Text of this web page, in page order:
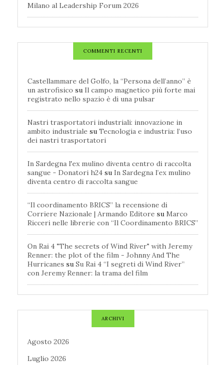
Milano al Leadership Forum 2026
COMMENTI RECENTI
Castellammare del Golfo, la “Persona dell’anno” è
un astrofisico su Il campo magnetico più forte mai
registrato nello spazio è di una pulsar
Nastri trasportatori industriali: innovazione in
ambito industriale su Tecnologia e industria: l’uso
dei nastri trasportatori
In Sardegna l'ex mulino diventa centro di raccolta
sangue - Donatori h24 su In Sardegna l’ex mulino
diventa centro di raccolta sangue
“Il coordinamento BRICS” la recensione di
Corriere Nazionale | Armando Editore su Marco
Ricceri nelle librerie con “Il Coordinamento BRICS”
On Rai 4 "The secrets of Wind River" with Jeremy
Renner: the plot of the film - Johnny And The
Hurricanes su Su Rai 4 “I segreti di Wind River”
con Jeremy Renner: la trama del film
ARCHIVI
Agosto 2026
Luglio 2026